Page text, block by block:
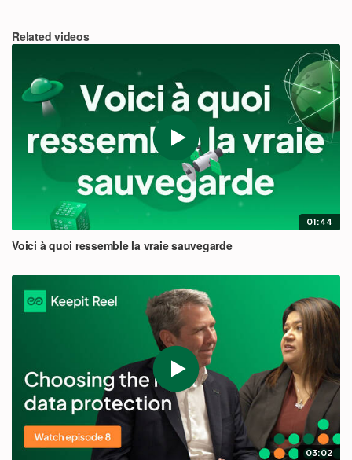
Related videos
01:44
Voici à quoi ressemble la vraie sauvegarde
03:02